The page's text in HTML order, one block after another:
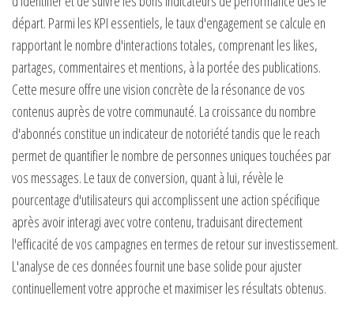
départ. Parmi les KPI essentiels, le taux d'engagement se calcule en
rapportant le nombre d'interactions totales, comprenant les likes,
partages, commentaires et mentions, à la portée des publications.
Cette mesure offre une vision concrète de la résonance de vos
contenus auprès de votre communauté. La croissance du nombre
d'abonnés constitue un indicateur de notoriété tandis que le reach
permet de quantifier le nombre de personnes uniques touchées par
vos messages. Le taux de conversion, quant à lui, révèle le
pourcentage d'utilisateurs qui accomplissent une action spécifique
après avoir interagi avec votre contenu, traduisant directement
l'efficacité de vos campagnes en termes de retour sur investissement.
L'analyse de ces données fournit une base solide pour ajuster
continuellement votre approche et maximiser les résultats obtenus.